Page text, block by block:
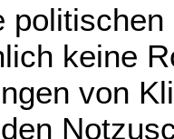
keine
von